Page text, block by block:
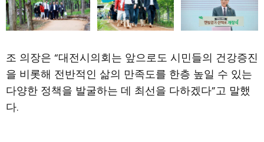
조 의장은 “대전시의회는 앞으로도 시민들의 건강증진
을 비롯해 전반적인 삶의 만족도를 한층 높일 수 있는
다양한 정책을 발굴하는 데 최선을 다하겠다”고 말했
다.